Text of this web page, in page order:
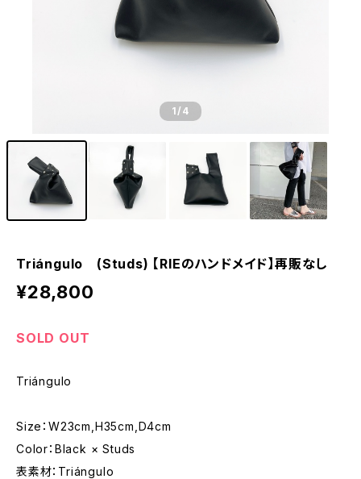
1/4
Triángulo (Studs) 【RIEのハンドメイド】再販なし
¥28,800
SOLD OUT
Triángulo
Size：W23cm,H35cm,D4cm
Color：Black × Studs
表素材：Triángulo